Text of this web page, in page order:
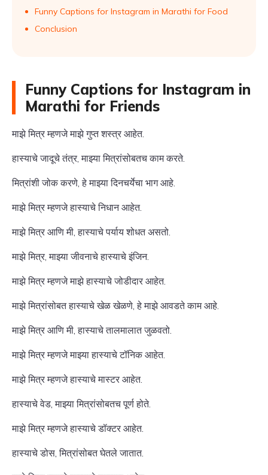
Funny Captions for Instagram in Marathi for Food
Conclusion
Funny Captions for Instagram in
Marathi for Friends
माझे मित्र म्हणजे माझे गुप्त शस्त्र आहेत.
हास्याचे जादूचे तंत्र, माझ्या मित्रांसोबतच काम करते.
मित्रांशी जोक करणे, हे माझ्या दिनचर्येचा भाग आहे.
माझे मित्र म्हणजे हास्याचे निधान आहेत.
माझे मित्र आणि मी, हास्याचे पर्याय शोधत असतो.
माझे मित्र, माझ्या जीवनाचे हास्याचे इंजिन.
माझे मित्र म्हणजे माझे हास्याचे जोडीदार आहेत.
माझे मित्रांसोबत हास्याचे खेळ खेळणे, हे माझे आवडते काम आहे.
माझे मित्र आणि मी, हास्याचे तालमालात जुळवतो.
माझे मित्र म्हणजे माझ्या हास्याचे टॉनिक आहेत.
माझे मित्र म्हणजे हास्याचे मास्टर आहेत.
हास्याचे वेड, माझ्या मित्रांसोबतच पूर्ण होते.
माझे मित्र म्हणजे हास्याचे डॉक्टर आहेत.
हास्याचे डोस, मित्रांसोबत घेतले जातात.